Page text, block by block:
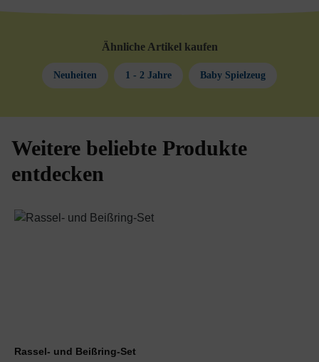
Ähnliche Artikel kaufen
Neuheiten 1 - 2 Jahre Baby Spielzeug
Produktgalerie überspringen
Weitere beliebte Produkte
entdecken
Rassel- und Beißring-Set